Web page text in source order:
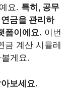
요. 특히, 공무
금을 관리하
폼이에요. 이번
금 계산 시뮬레
게요.
보세요.